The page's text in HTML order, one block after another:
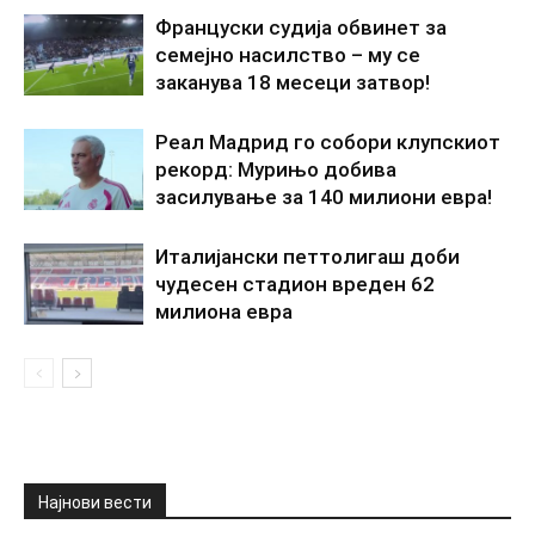
Француски судија обвинет за
семејно насилство – му се
заканува 18 месеци затвор!
Реал Мадрид го собори клупскиот
рекорд: Мурињо добива
засилување за 140 милиони евра!
Италијански петтолигаш доби
чудесен стадион вреден 62
милиона евра
Најнови вести